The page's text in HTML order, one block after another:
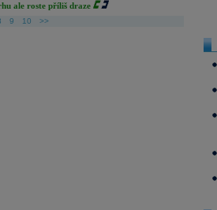
ale roste příliš draze
9 10 >>